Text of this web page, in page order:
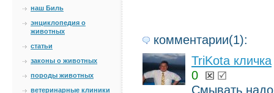
наш Биль
энциклопедия о
животных
статьи
законы о животных
породы животных
ветеринарные клиники
комментарии(1):
TriKota кличка
0
Смывать